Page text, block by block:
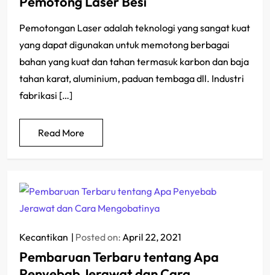
Pemotongan Laser adalah teknologi yang sangat kuat
yang dapat digunakan untuk memotong berbagai
bahan yang kuat dan tahan termasuk karbon dan baja
tahan karat, aluminium, paduan tembaga dll. Industri
fabrikasi […]
Read More
Kecantikan Posted on: April 22, 2021
Pembaruan Terbaru tentang Apa